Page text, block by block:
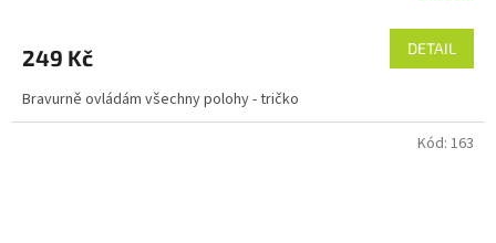
249 Kč DETAIL
Bravurně ovládám všechny polohy - tričko
Kód: 163